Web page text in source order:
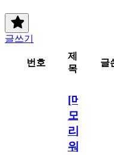
글쓰기
번호
제
목
글
[메
모
리
워